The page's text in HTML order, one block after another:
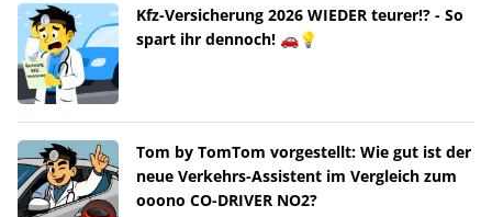
Kfz-Versicherung 2026 WIEDER teurer!? - So
spart ihr dennoch! 🚗💡
Tom by TomTom vorgestellt: Wie gut ist der
neue Verkehrs-Assistent im Vergleich zum
ooono CO-DRIVER NO2?